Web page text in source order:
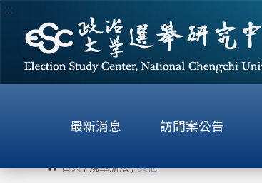
跳
內
:::
最新消息 訪問案公告
首頁/規章辦法/其他